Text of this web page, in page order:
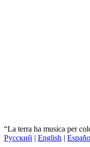
“La terra ha musica per
Русский | English |